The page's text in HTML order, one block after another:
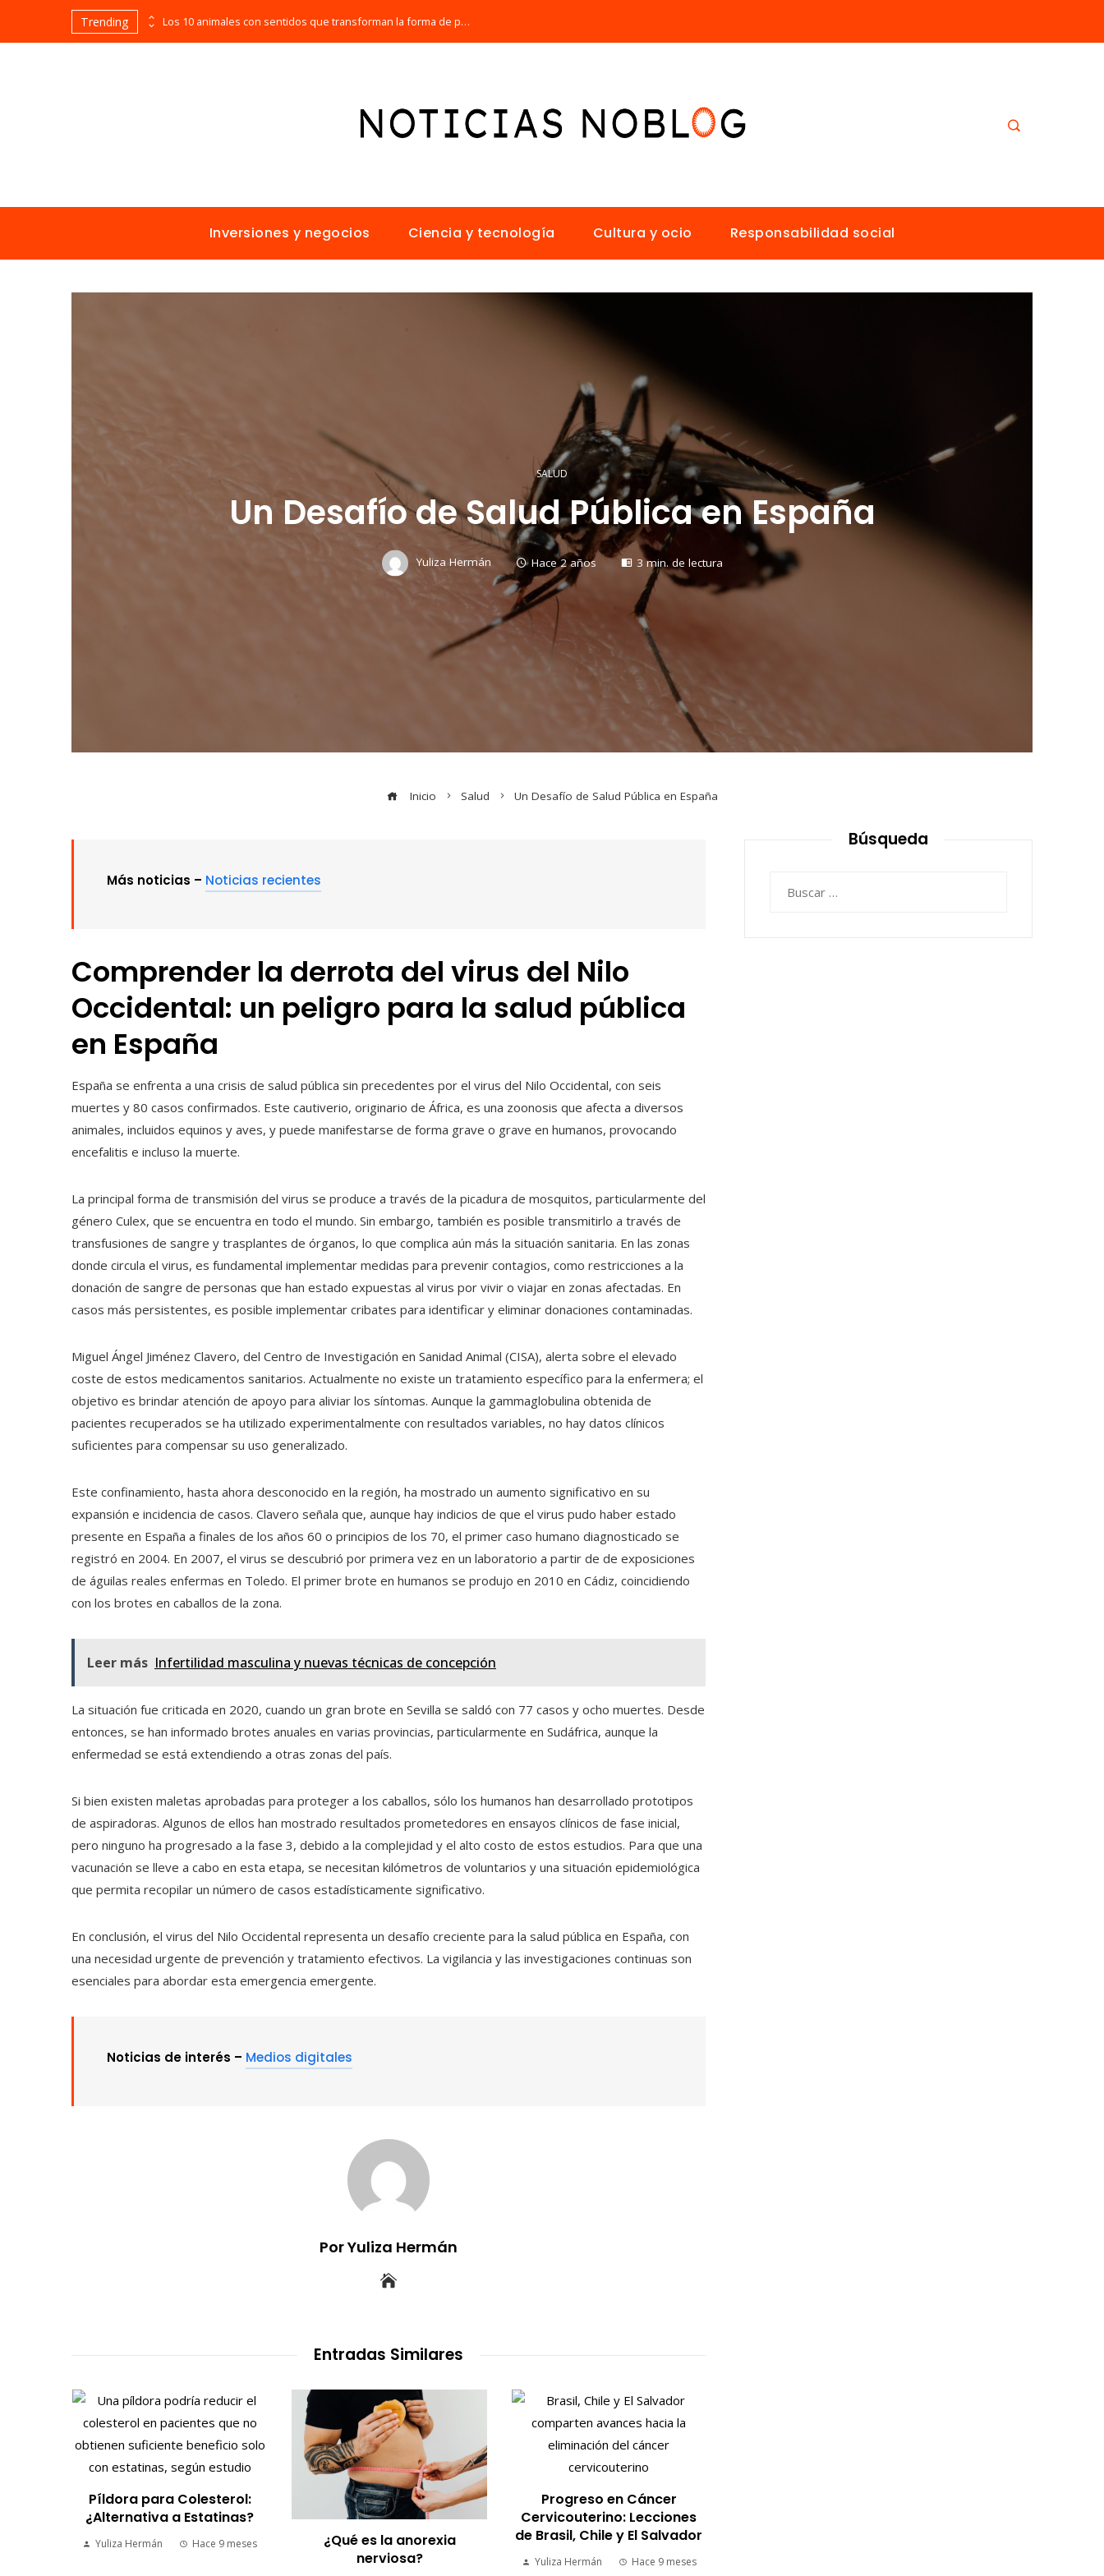
Trending Las empresas que alcanzaron los picos más altos en valor bursátil histórico Los 10 animales con sentidos que transforman la forma de percibir el mundo
Inversiones y negocios Ciencia y tecnología Cultura y ocio Responsabilidad social
SALUD
Un Desafío de Salud Pública en España
Yuliza Hermán Hace 2 años 3 min. de lectura
Inicio Salud Un Desafío de Salud Pública en España
Más noticias – Noticias recientes
Comprender la derrota del virus del Nilo
Occidental: un peligro para la salud pública
en España
España se enfrenta a una crisis de salud pública sin precedentes por el virus del Nilo Occidental, con seis
muertes y 80 casos confirmados. Este cautiverio, originario de África, es una zoonosis que afecta a diversos
animales, incluidos equinos y aves, y puede manifestarse de forma grave o grave en humanos, provocando
encefalitis e incluso la muerte.
La principal forma de transmisión del virus se produce a través de la picadura de mosquitos, particularmente del
género Culex, que se encuentra en todo el mundo. Sin embargo, también es posible transmitirlo a través de
transfusiones de sangre y trasplantes de órganos, lo que complica aún más la situación sanitaria. En las zonas
donde circula el virus, es fundamental implementar medidas para prevenir contagios, como restricciones a la
donación de sangre de personas que han estado expuestas al virus por vivir o viajar en zonas afectadas. En
casos más persistentes, es posible implementar cribates para identificar y eliminar donaciones contaminadas.
Miguel Ángel Jiménez Clavero, del Centro de Investigación en Sanidad Animal (CISA), alerta sobre el elevado
coste de estos medicamentos sanitarios. Actualmente no existe un tratamiento específico para la enfermera; el
objetivo es brindar atención de apoyo para aliviar los síntomas. Aunque la gammaglobulina obtenida de
pacientes recuperados se ha utilizado experimentalmente con resultados variables, no hay datos clínicos
suficientes para compensar su uso generalizado.
Este confinamiento, hasta ahora desconocido en la región, ha mostrado un aumento significativo en su
expansión e incidencia de casos. Clavero señala que, aunque hay indicios de que el virus pudo haber estado
presente en España a finales de los años 60 o principios de los 70, el primer caso humano diagnosticado se
registró en 2004. En 2007, el virus se descubrió por primera vez en un laboratorio a partir de de exposiciones
de águilas reales enfermas en Toledo. El primer brote en humanos se produjo en 2010 en Cádiz, coincidiendo
con los brotes en caballos de la zona.
Leer más Infertilidad masculina y nuevas técnicas de concepción
La situación fue criticada en 2020, cuando un gran brote en Sevilla se saldó con 77 casos y ocho muertes. Desde
entonces, se han informado brotes anuales en varias provincias, particularmente en Sudáfrica, aunque la
enfermedad se está extendiendo a otras zonas del país.
Si bien existen maletas aprobadas para proteger a los caballos, sólo los humanos han desarrollado prototipos
de aspiradoras. Algunos de ellos han mostrado resultados prometedores en ensayos clínicos de fase inicial,
pero ninguno ha progresado a la fase 3, debido a la complejidad y el alto costo de estos estudios. Para que una
vacunación se lleve a cabo en esta etapa, se necesitan kilómetros de voluntarios y una situación epidemiológica
que permita recopilar un número de casos estadísticamente significativo.
En conclusión, el virus del Nilo Occidental representa un desafío creciente para la salud pública en España, con
una necesidad urgente de prevención y tratamiento efectivos. La vigilancia y las investigaciones continuas son
esenciales para abordar esta emergencia emergente.
Noticias de interés – Medios digitales
Por Yuliza Hermán
Entradas Similares
Píldora para Colesterol:
¿Alternativa a Estatinas?
Yuliza Hermán Hace 9 meses
¿Qué es la anorexia
nerviosa?
Progreso en Cáncer
Cervicouterino: Lecciones
de Brasil, Chile y El Salvador
Yuliza Hermán Hace 9 meses
Búsqueda